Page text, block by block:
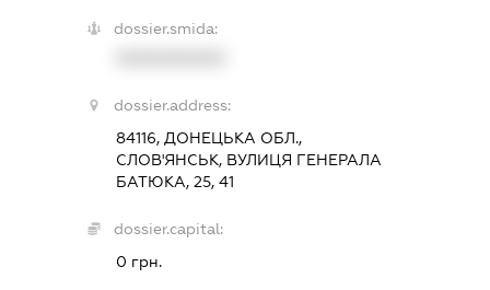
dossier.smida:
dossier.address:
84116, ДОНЕЦЬКА ОБЛ.,
СЛОВ'ЯНСЬК, ВУЛИЦЯ ГЕНЕРАЛА
БАТЮКА, 25, 41
dossier.capital:
0 грн.